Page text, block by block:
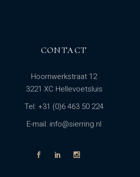
CONTACT
Hoornwerkstraat 12
3221 XC Hellevoetsluis
Tel: +31 (0)6 463 50 224
E-mail: info@sierring.nl